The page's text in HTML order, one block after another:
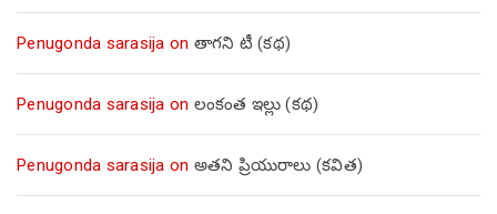
Penugonda sarasija on తాగని టీ (కథ)
Penugonda sarasija on లంకంత ఇల్లు (కథ)
Penugonda sarasija on అతని ప్రియురాలు (కవిత)